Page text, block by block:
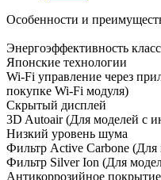
Особенности и
Энергоэффективность
Японские технологии
Wi-Fi управление через
покупке Wi-Fi модуля)
Скрытый дисплей
3D Autoair (Для моделей c
Низкий уровень шума
Фильтр Active Carbone (Для
Фильтр Silver Ion (Для
Антикоррозийное